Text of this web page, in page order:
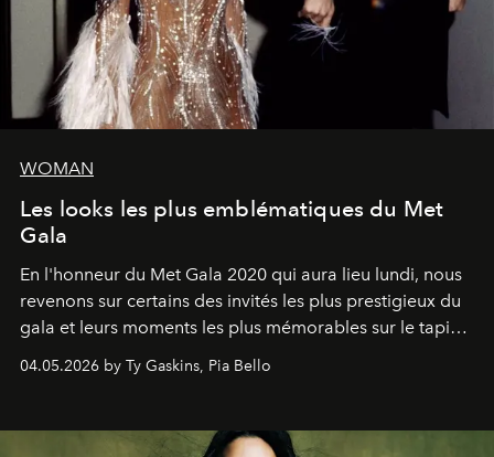
WOMAN
Les looks les plus emblématiques du Met
Gala
En l'honneur du Met Gala 2020 qui aura lieu lundi, nous
revenons sur certains des invités les plus prestigieux du
gala et leurs moments les plus mémorables sur le tapis
04.05.2026 by Ty Gaskins, Pia Bello